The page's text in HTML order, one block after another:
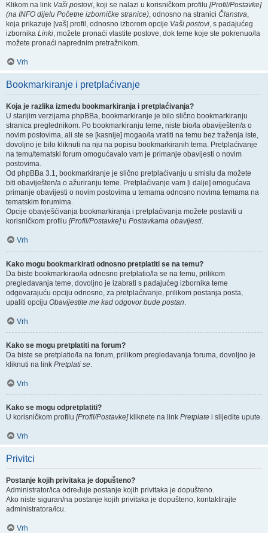
Klikom na link Vaši postovi, koji se nalazi u korisničkom profilu [Profil/Postavke]
(na INFO dijelu Početne izborničke stranice), odnosno na stranici Članstva,
koja prikazuje [vaš] profil, odnosno izborom opcije Vaši postovi, s padajućeg
izbornika Linki, možete pronaći vlastite postove, dok teme koje ste pokrenuo/la
možete pronaći naprednim pretražnikom.
Vrh
Bookmarkiranje i pretplaćivanje
Koja je razlika između bookmarkiranja i pretplaćivanja?
U starijim verzijama phpBBa, bookmarkiranje je bilo slično bookmarkiranju
stranica preglednikom. Po bookmarkiranju teme, niste bio/la obaviješten/a o
novim postovima, ali ste se [kasnije] mogao/la vratiti na temu bez traženja iste,
dovoljno je bilo kliknuti na nju na popisu bookmarkiranih tema. Pretplaćivanje
na temu/tematski forum omogućavalo vam je primanje obavijesti o novim
postovima.
Od phpBBa 3.1, bookmarkiranje je slično pretplaćivanju u smislu da možete
biti obaviješten/a o ažuriranju teme. Pretplaćivanje vam [i dalje] omogućava
primanje obavijesti o novim postovima u temama odnosno novima temama na
tematskim forumima.
Opcije obavješćivanja bookmarkiranja i pretplaćivanja možete postaviti u
korisničkom profilu [Profil/Postavke]u Postavkama obavijesti.
Vrh
Kako mogu bookmarkirati odnosno pretplatiti se na temu?
Da biste bookmarkirao/la odnosno pretplatio/la se na temu, prilikom
pregledavanja teme, dovoljno je izabrati s padajućeg izbornika teme
odgovarajuću opciju odnosno, za pretplaćivanje, prilikom postanja posta,
upaliti opciju Obavijestite me kad odgovor bude postan.
Vrh
Kako se mogu pretplatiti na forum?
Da biste se pretplatio/la na forum, prilikom pregledavanja foruma, dovoljno je
kliknuti na link Pretplati se.
Vrh
Kako se mogu odpretplatiti?
U korisničkom profilu [Profil/Postavke]kliknete na link Pretplate i slijedite upute.
Vrh
Privitci
Postanje kojih privitaka je dopušteno?
Administrator/ica određuje postanje kojih privitaka je dopušteno.
Ako niste siguran/na postanje kojih privitaka je dopušteno, kontaktirajte
administratora/icu.
Vrh